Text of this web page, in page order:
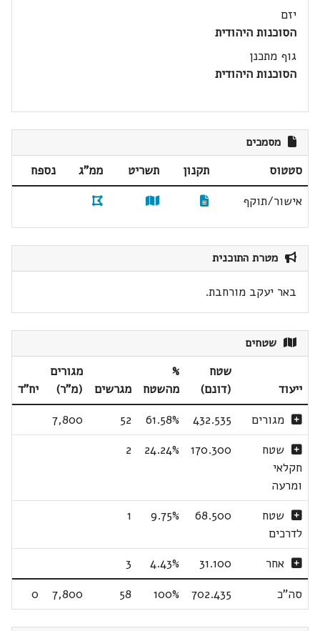
יזם
הסוכנות היהודית
גוף מתכנן
הסוכנות היהודית
מסמכים
סטטוס תקנון תשריט ממ"ג
נספח
אישור/תוקף
מטרת התוכנית
באר יעקב מורחבת.
שטחים
ייעוד
שטח
(דונם)
%
מהשטח
מגרשים
מגורים
(מ"ר)
יח"ד
מגורים
432.535
61.58%
52
7,800
שטח
חקלאי
ומרעה
170.300
24.24%
2
שטח
לדרכים
68.500
9.75%
1
אחר 31.100
4.43%
3
סה"כ
702.435
100%
58
7,800
0